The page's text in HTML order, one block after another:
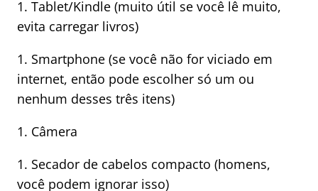
1. Tablet/Kindle (muito útil se você lê muito,
evita carregar livros)
1. Smartphone (se você não for viciado em
internet, então pode escolher só um ou
nenhum desses três itens)
1. Câmera
1. Secador de cabelos compacto (homens,
você podem ignorar isso)